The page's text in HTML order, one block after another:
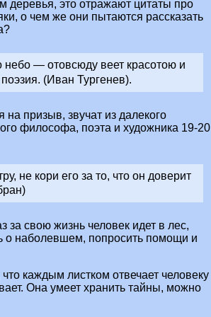
деревья, это отражают цитаты про
о чем же они пытаются рассказать
небо — отовсюду веет красотою и
(Иван Тургенев).
призыв, звучат из далекого
философа, поэта и художника 19-20
не кори его за то, что он доверит
свою жизнь человек идет в лес,
о наболевшем, попросить помощи и
каждым листком отвечает человеку
Она умеет хранить тайны, можно